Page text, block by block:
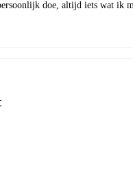
doe, altijd iets wat ik